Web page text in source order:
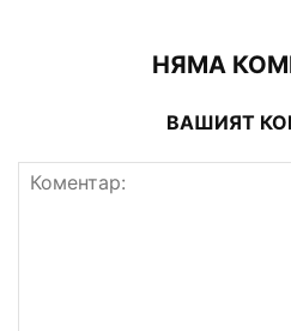
НЯМА
ВАШИЯТ